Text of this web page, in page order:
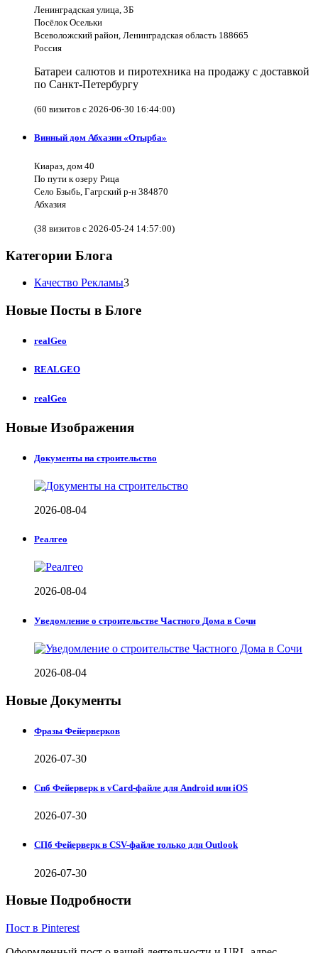
Ленинградская улица, 3Б
Посёлок Осельки
Всеволожский район, Ленинградская область 188665
Россия
Батареи салютов и пиротехника на продажу с доставкой
по Санкт-Петербургу
(60 визитов с 2026-06-30 16:44:00)
Винный дом Абхазии «Отырба»
Киараз, дом 40
По пути к озеру Рица
Село Бзыбь, Гагрский р-н 384870
Абхазия
(38 визитов с 2026-05-24 14:57:00)
Категории Блога
Качество Рекламы3
Новые Посты в Блоге
realGeo
REALGEO
realGeo
Новые Изображения
Документы на строительство
2026-08-04
Реалгео
2026-08-04
Уведомление о строительстве Частного Дома в Сочи
2026-08-04
Новые Документы
Фразы Фейерверков
2026-07-30
Спб Фейерверк в vCard-файле для Android или iOS
2026-07-30
СПб Фейерверк в CSV-файле только для Outlook
2026-07-30
Новые Подробности
Пост в Pinterest